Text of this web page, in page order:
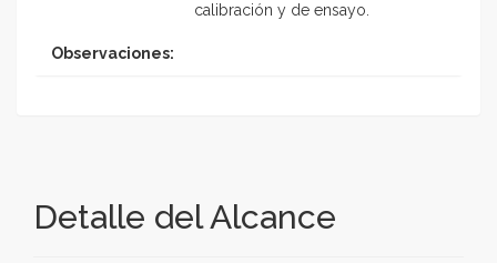
calibración y de ensayo.
Observaciones:
Detalle del Alcance